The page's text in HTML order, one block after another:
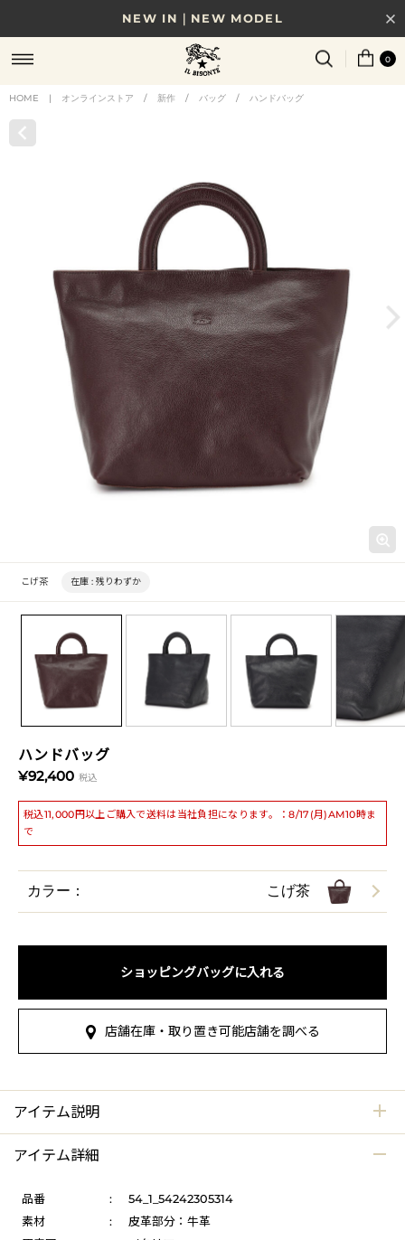
NEW IN｜NEW MODEL
8/17(月)10時まで｜税込11,000円以上で送料無料
贈る相手やシーンから選べる、新しいギフトガイド
0
HOME | オンラインストア / 新作 / バッグ / ハンドバッグ
ハンドバッグ
¥92,400 税込
税込11,000円以上ご購入で送料は当社負担になります。：8/17(月)AM10時ま
で
こげ茶 在庫 : 残りわずか
カラー： こげ茶
ショッピングバッグに入れる
店舗在庫・取り置き可能店舗を調べる
アイテム説明
アイテム詳細
品番 :
54_1_54242305314
素材
:
皮革部分：牛革